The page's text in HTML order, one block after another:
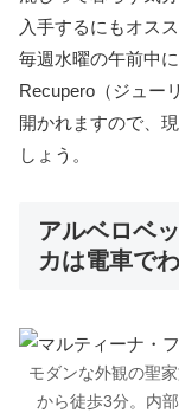
入手するにもオス
毎週水曜の午前中
Recupero（ジュー
開かれますので、
しょう。
アルベロベ
カは電車で
モダンな外観の聖
から徒歩3分。内